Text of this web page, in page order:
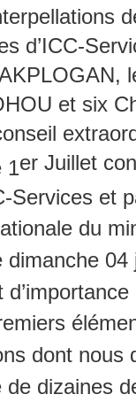
d’ICC-
et six
1er Juillet
Services et
du
dimanche 04
dont nous
de dizaines